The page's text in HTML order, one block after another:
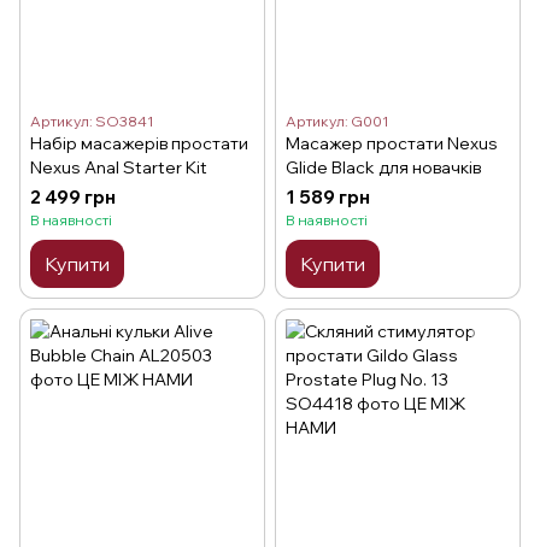
Артикул: SO3841
Набір масажерів простати
Nexus Anal Starter Kit
2 499 грн
В наявності
Купити
Артикул: G001
Масажер простати Nexus
Glide Black для новачків
1 589 грн
В наявності
Купити